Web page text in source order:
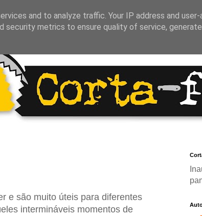
e são muito úteis para diferentes
intermináveis momentos de
and to analyze traffic. Your IP address and
security metrics to ensure quality of service,